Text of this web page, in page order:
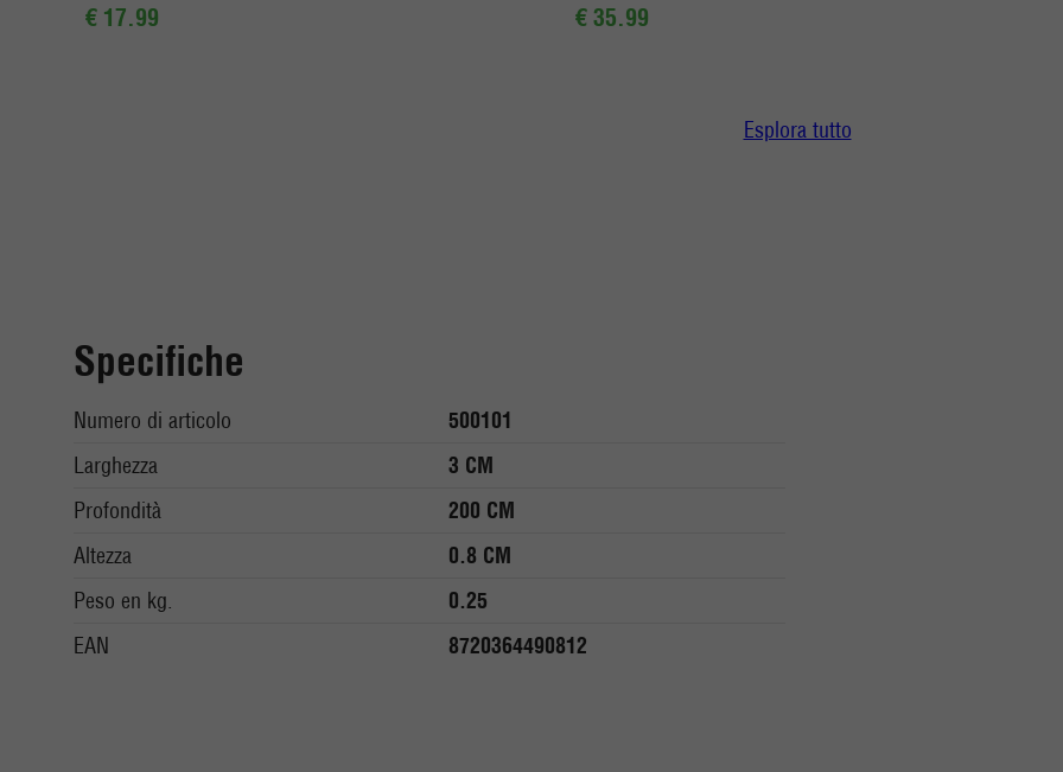
€ 17.99 € 35.99
Esplora tutto
Specifiche
Numero di articolo
500101
Larghezza
3 CM
Profondità
200 CM
Altezza
0.8 CM
Peso en kg.
0.25
EAN
8720364490812